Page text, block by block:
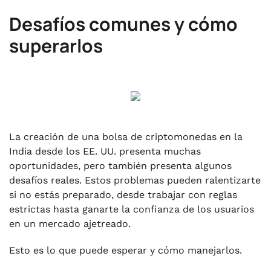
Desafíos comunes y cómo
superarlos
La creación de una bolsa de criptomonedas en la
India desde los EE. UU. presenta muchas
oportunidades, pero también presenta algunos
desafíos reales. Estos problemas pueden ralentizarte
si no estás preparado, desde trabajar con reglas
estrictas hasta ganarte la confianza de los usuarios
en un mercado ajetreado.
Esto es lo que puede esperar y cómo manejarlos.